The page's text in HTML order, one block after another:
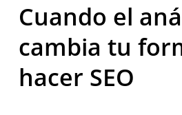
Cuando el
cambia tu
hacer SEO